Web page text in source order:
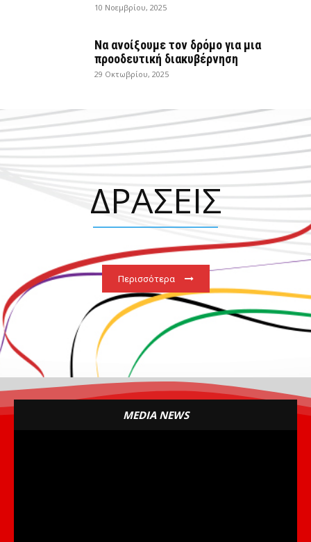
10 Νοεμβρίου, 2025
Να ανοίξουμε τον δρόμο για μια
προοδευτική διακυβέρνηση
29 Οκτωβρίου, 2025
ΔΡΑΣΕΙΣ
Περισσότερα
MEDIA NEWS